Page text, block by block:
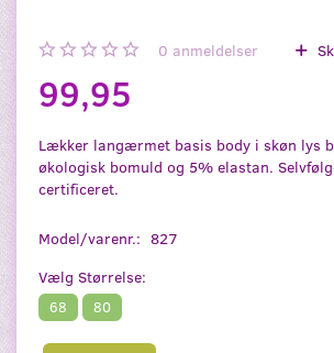
0 anmeldelser
99,95
Lækker langærmet basis body i skøn lys
økologisk bomuld og 5% elastan.
certificeret.
Model/varenr.: 827
Vælg Størrelse:
68 80